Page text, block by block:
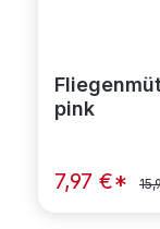
pink
7,97 €*